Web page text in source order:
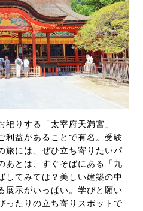
りする「太宰府天満宮」
利益があることで有名。受験
旅には、ぜひ立ち寄りたいパ
あとは、すぐそばにある「九
してみては？美しい建築の中
展示がいっぱい。学びと願い
ったりの立ち寄りスポットで